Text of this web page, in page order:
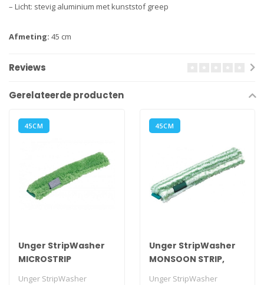
– Licht: stevig aluminium met kunststof greep
Afmeting: 45 cm
Reviews
Gerelateerde producten
45CM
Unger StripWasher
MICROSTRIP
Unger StripWasher
45CM
Unger StripWasher
MONSOON STRIP,
Unger StripWasher